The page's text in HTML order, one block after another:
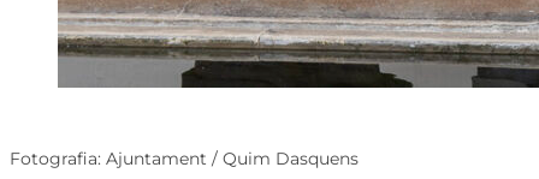
Fotografia: Ajuntament / Quim Dasquens